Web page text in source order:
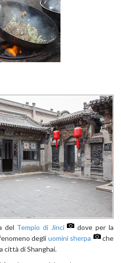
del Tempio di Jinci
dove per la
degli uomini sherpa
che
città di Shanghai.